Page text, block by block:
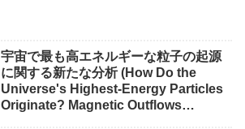
宇宙で最も高エネルギーな粒子の起源
に関する新たな分析 (How Do the
Universe's Highest-Energy Particles
Originate? Magnetic Outflows